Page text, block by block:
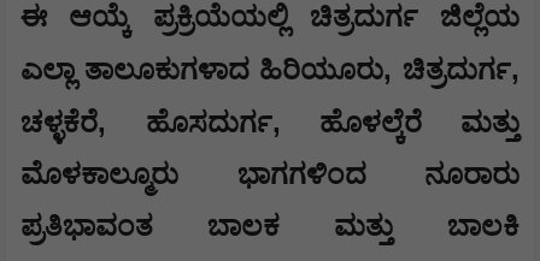
​ಈ ಆಯ್ಕೆ ಪ್ರಕ್ರಿಯೆಯಲ್ಲಿ ಚಿತ್ರದುರ್ಗ ಜಿಲ್ಲೆಯ
ಎಲ್ಲಾ ತಾಲೂಕುಗಳಾದ ಹಿರಿಯೂರು, ಚಿತ್ರದುರ್ಗ,
ಚಳ್ಳಕೆರೆ, ಹೊಸದುರ್ಗ, ಹೊಳಲ್ಕೆರೆ ಮತ್ತು
ಮೊಳಕಾಲ್ಮೂರು ಭಾಗಗಳಿಂದ ನೂರಾರು
ಪ್ರತಿಭಾವಂತ ಬಾಲಕ ಮತ್ತು ಬಾಲಕಿ